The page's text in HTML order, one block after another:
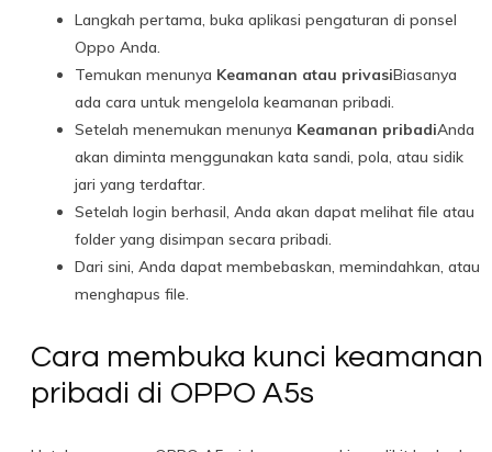
Langkah pertama, buka aplikasi pengaturan di ponsel
Oppo Anda.
Temukan menunya Keamanan atau privasiBiasanya
ada cara untuk mengelola keamanan pribadi.
Setelah menemukan menunya Keamanan pribadiAnda
akan diminta menggunakan kata sandi, pola, atau sidik
jari yang terdaftar.
Setelah login berhasil, Anda akan dapat melihat file atau
folder yang disimpan secara pribadi.
Dari sini, Anda dapat membebaskan, memindahkan, atau
menghapus file.
Cara membuka kunci keamanan
pribadi di OPPO A5s